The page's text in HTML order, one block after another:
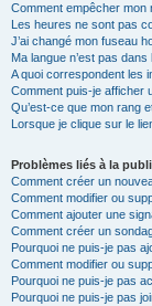
Comment empêcher mon
Les heures ne sont pas
J’ai changé mon fuseau
Ma langue n’est pas dans
A quoi correspondent les
Comment puis-je afficher
Qu’est-ce que mon rang
Lorsque je clique sur le
Problèmes liés à la
Comment créer un
Comment modifier ou
Comment ajouter une
Comment créer un
Pourquoi ne puis-je pas
Comment modifier ou
Pourquoi ne puis-je pas
Pourquoi ne puis-je pas